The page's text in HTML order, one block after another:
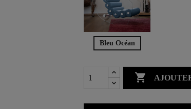
Bleu Océan
